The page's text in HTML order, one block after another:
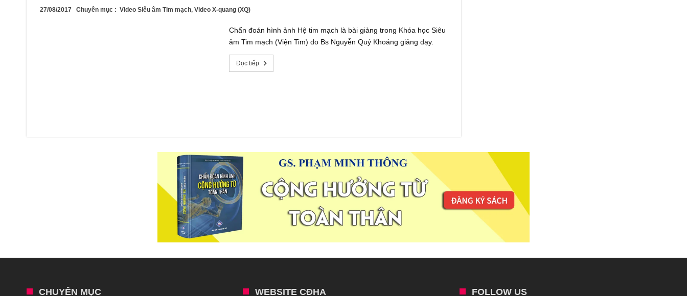
27/08/2017 Chuyên mục : Video Siêu âm Tim mạch, Video X-quang (XQ)
Chẩn đoán hình ảnh Hệ tim mạch là bài giảng trong Khóa học Siêu
âm Tim mạch (Viện Tim) do Bs Nguyễn Quý Khoáng giảng dạy.
Đọc tiếp
CHUYÊN MỤC WEBSITE CĐHA FOLLOW US